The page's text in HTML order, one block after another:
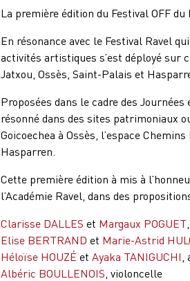
La première édition du Festival OFF du
En résonance avec le Festival Ravel
activités artistiques s’est déployé sur
Jatxou, Ossès, Saint-Palais et
Proposées dans le cadre des
résonné dans des sites patrimoniaux
Goicoechea à Ossès, l’espace
Hasparren.
Cette première édition à mis à
l’Académie Ravel, dans des
Clarisse DALLES et Margaux POGUET
Elise BERTRAND et Marie-Astrid
Héloïse HOUZÉ etAyaka TANIGUCHI
Albéric BOULLENOIS , violoncelle